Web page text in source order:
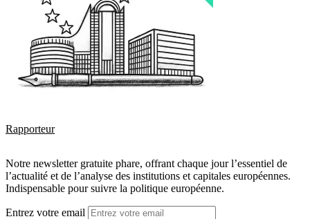
Rapporteur
Notre newsletter gratuite phare, offrant chaque jour l’essentiel de
l’actualité et de l’analyse des institutions et capitales européennes.
Indispensable pour suivre la politique européenne.
Entrez votre email